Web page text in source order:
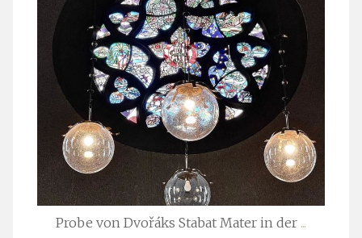
Probe von Dvořáks Stabat Mater in der ...